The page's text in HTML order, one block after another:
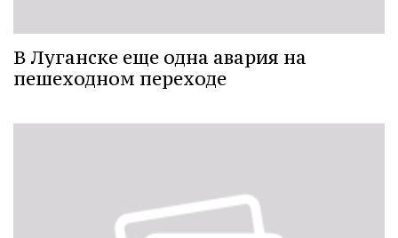
В Луганске еще одна авария на
пешеходном переходе